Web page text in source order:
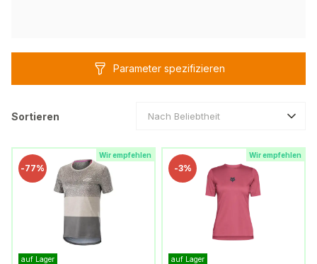
Parameter spezifizieren
Sortieren Nach Beliebtheit
Wir empfehlen
-77%
auf Lager
Wir empfehlen
-3%
auf Lager